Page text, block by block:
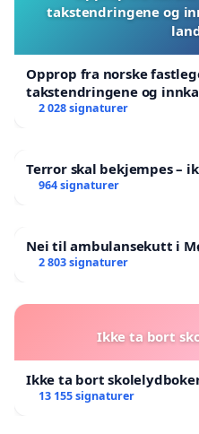
takstendringene og
Opprop fra norske
takstendringene og
landsråd
2 028 signaturer
Terror skal bekjempes –
964 signaturer
Nei til ambulansekutt i
2 803 signaturer
Ikke ta bort
Ikke ta bort
13 155 signaturer